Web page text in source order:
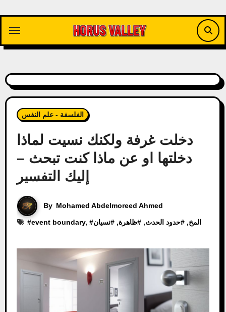
content
الفلسفة - علم النفس
دخلت غرفة ولكنك نسيت لماذا
دخلتها او عن ماذا كنت تبحث –
إليك التفسير
By Mohamed Abdelmoreed Ahmed
#event boundary, # المخ, #حدود الحدث, #ظاهرة, #نسيان